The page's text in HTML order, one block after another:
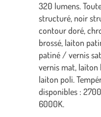
320 lumens.
structuré, noir
contour doré,
brossé, laiton
patiné / vernis
vernis mat, laiton
laiton poli.
disponibles :
6000K.